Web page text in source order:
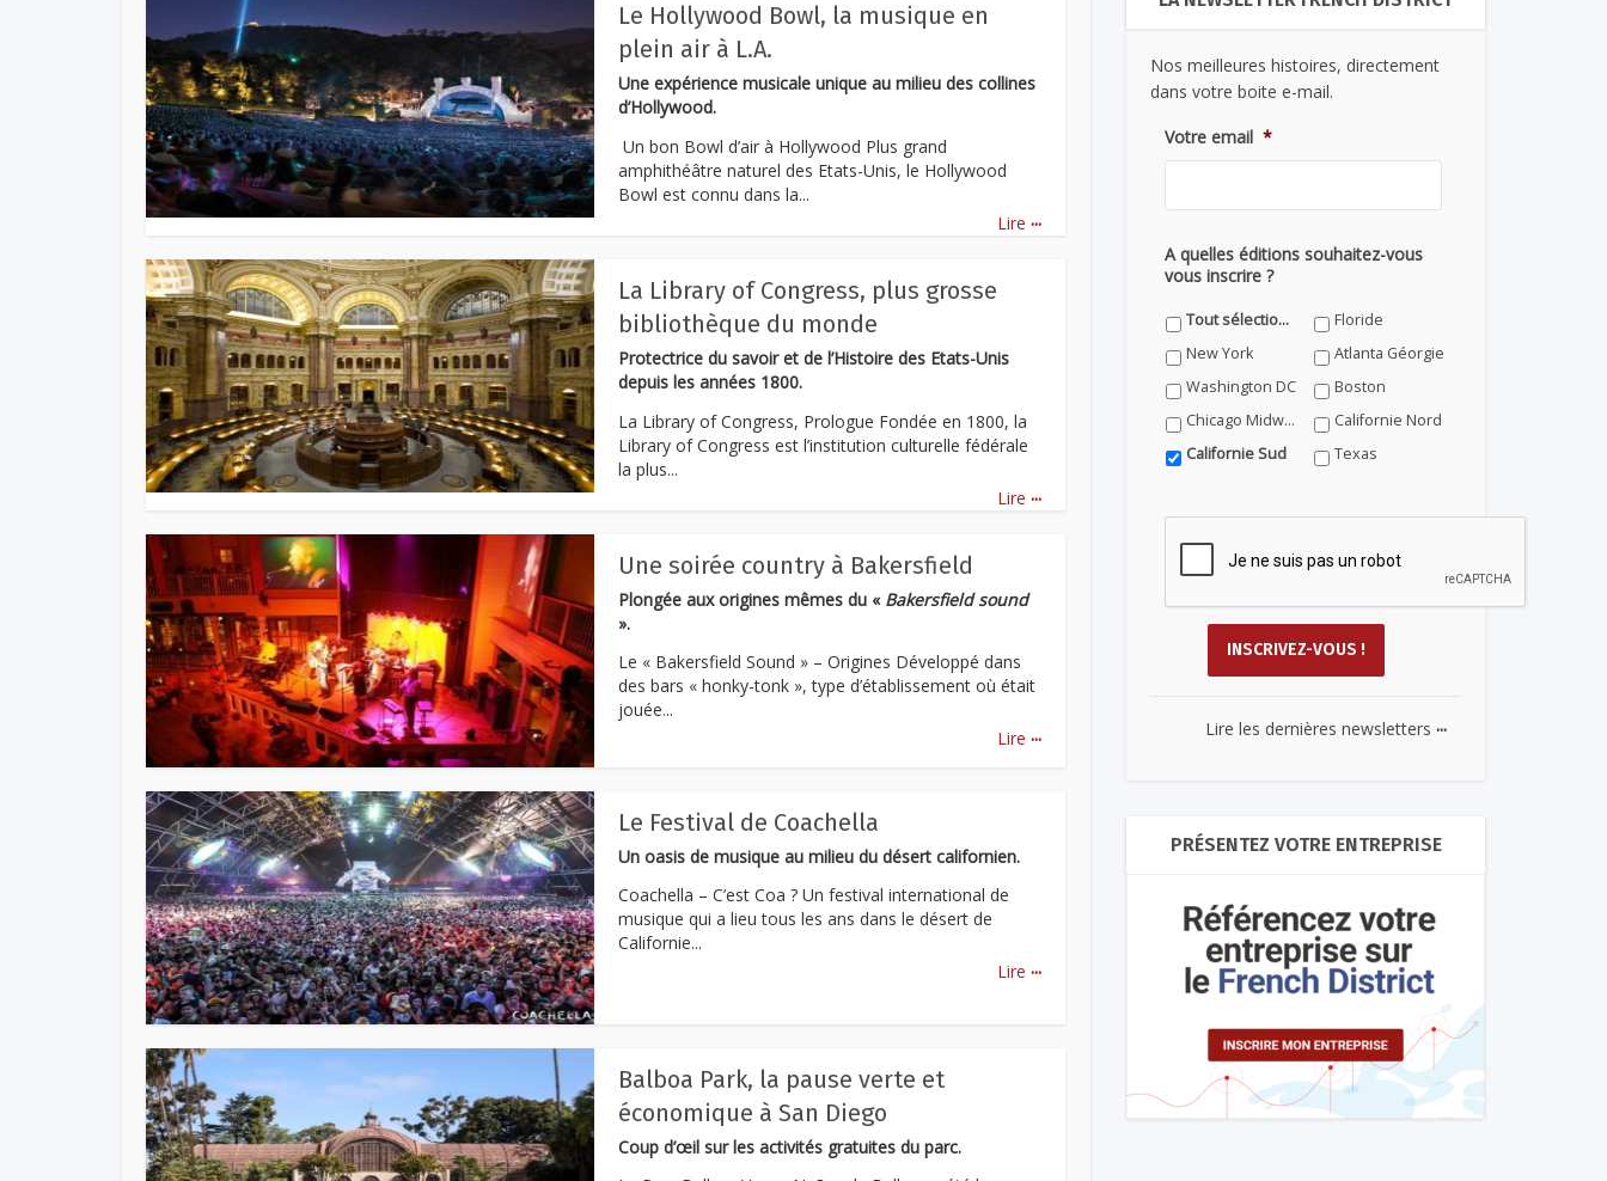
Le Hollywood Bowl, la musique en
plein air à L.A.
Une expérience musicale unique au milieu des collines
d’Hollywood.
Un bon Bowl d’air à Hollywood Plus grand
amphithéâtre naturel des Etats-Unis, le Hollywood
Bowl est connu dans la...
Lire ...
La Library of Congress, plus grosse
bibliothèque du monde
Protectrice du savoir et de l’Histoire des Etats-Unis
depuis les années 1800.
La Library of Congress, Prologue Fondée en 1800, la
Library of Congress est l’institution culturelle fédérale
la plus...
Lire ...
Une soirée country à Bakersfield
Plongée aux origines mêmes du « Bakersfield sound
».
Le « Bakersfield Sound » – Origines Développé dans
des bars « honky-tonk », type d’établissement où était
jouée...
Lire ...
Le Festival de Coachella
Un oasis de musique au milieu du désert californien.
Coachella – C’est Coa ? Un festival international de
musique qui a lieu tous les ans dans le désert de
Californie...
Lire ...
Balboa Park, la pause verte et
économique à San Diego
Coup d’œil sur les activités gratuites du parc.
Nos meilleures histoires, directement
dans votre boite e-mail.
Votre email *
A quelles éditions souhaitez-vous
vous inscrire ?
Tout sélectionner
Floride
New York
Atlanta Géorgie
Washington DC
Boston
Chicago Midwest
Californie Nord
Californie Sud
Texas
Lire les dernières newsletters ...
PRÉSENTEZ VOTRE ENTREPRISE